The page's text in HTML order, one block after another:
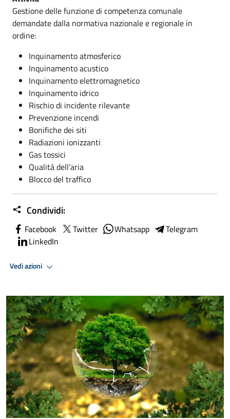
Gestione delle funzione di competenza comunale
demandate dalla normativa nazionale e regionale in
ordine:
Inquinamento atmosferico
Inquinamento acustico
Inquinamento elettromagnetico
Inquinamento idrico
Rischio di incidente rilevante
Prevenzione incendi
Bonifiche dei siti
Radiazioni ionizzanti
Gas tossici
Qualità dell’aria
Blocco del traffico
Condividi:
Facebook Twitter Whatsapp
Telegram
LinkedIn
Vedi azioni